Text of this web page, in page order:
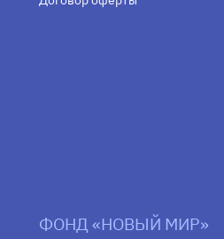
ФОНД «НОВЫЙ МИР»